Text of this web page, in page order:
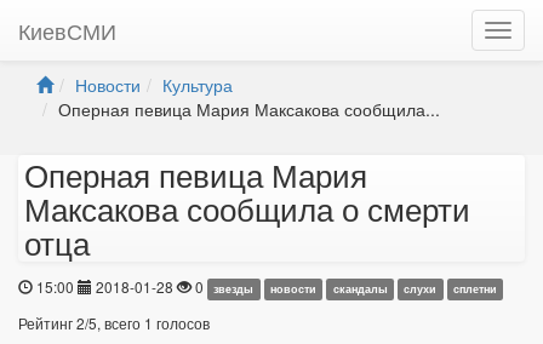
КиевСМИ
Новости
Культура
Оперная певица Мария Максакова сообщила...
Оперная певица Мария
Максакова сообщила о смерти
отца
15:00 2018-01-28 0 звeзды новости скандалы слухи сплетни
Рейтинг2/5, всего 1 голосов